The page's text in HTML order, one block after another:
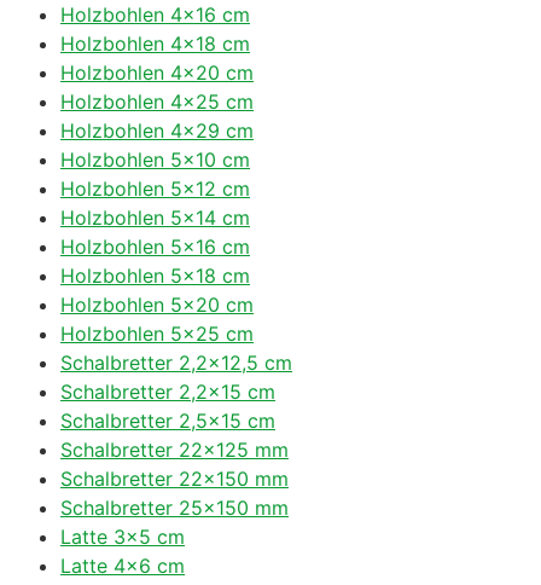
Holzbohlen 4×16 cm
Holzbohlen 4×18 cm
Holzbohlen 4×20 cm
Holzbohlen 4×25 cm
Holzbohlen 4×29 cm
Holzbohlen 5×10 cm
Holzbohlen 5×12 cm
Holzbohlen 5×14 cm
Holzbohlen 5×16 cm
Holzbohlen 5×18 cm
Holzbohlen 5×20 cm
Holzbohlen 5×25 cm
Schalbretter 2,2×12,5 cm
Schalbretter 2,2×15 cm
Schalbretter 2,5×15 cm
Schalbretter 22×125 mm
Schalbretter 22×150 mm
Schalbretter 25×150 mm
Latte 3×5 cm
Latte 4×6 cm